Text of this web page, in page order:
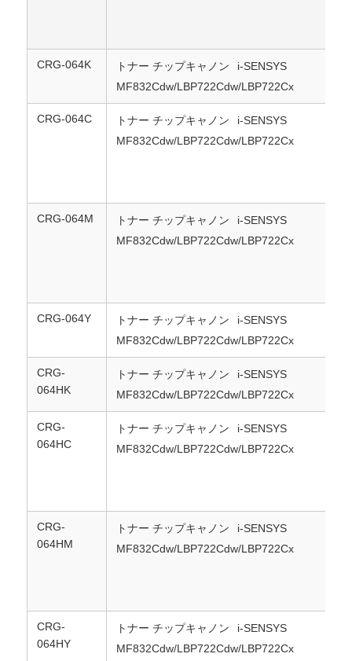
お問い合わせ
HP トナーチップ
レクスマークのトナーチップ
京セラトナーチップ
サムスン トナーチップ
OKI トナーチップ
ミノルタトナーチップ
CRG-064K トナー チップキャノン
i-SENSYS
MF832Cdw/LBP722Cdw/LBP722Cx
CRG-064C トナー チップキャノン
i-SENSYS
MF832Cdw/LBP722Cdw/LBP722Cx
CRG-064M トナー チップキャノン
i-SENSYS
MF832Cdw/LBP722Cdw/LBP722Cx
CRG-064Y トナー チップキャノン
i-SENSYS
MF832Cdw/LBP722Cdw/LBP722Cx
CRG-
064HK
トナー チップキャノン
i-SENSYS
MF832Cdw/LBP722Cdw/LBP722Cx
CRG-
064HC
トナー チップキャノン
i-SENSYS
MF832Cdw/LBP722Cdw/LBP722Cx
CRG-
064HM
トナー チップキャノン
i-SENSYS
MF832Cdw/LBP722Cdw/LBP722Cx
CRG-
064HY
トナー チップキャノン
i-SENSYS
MF832Cdw/LBP722Cdw/LBP722Cx